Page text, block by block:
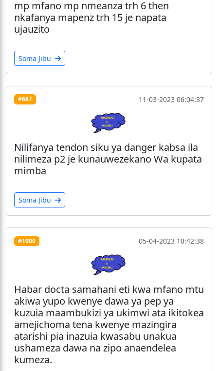
mp mfano mp nmeanza trh 6 then
nkafanya mapenz trh 15 je napata
ujauzito
Soma Jibu
#687 11-03-2023 06:04:37
Nilifanya tendon siku ya danger kabsa ila
nilimeza p2 je kunauwezekano Wa kupata
mimba
Soma Jibu
#1000 05-04-2023 10:42:38
Habar docta samahani eti kwa mfano mtu
akiwa yupo kwenye dawa ya pep ya
kuzuia maambukizi ya ukimwi ata ikitokea
amejichoma tena kwenye mazingira
atarishi pia inazuia kwasabu unakua
ushameza dawa na zipo anaendelea
kumeza.